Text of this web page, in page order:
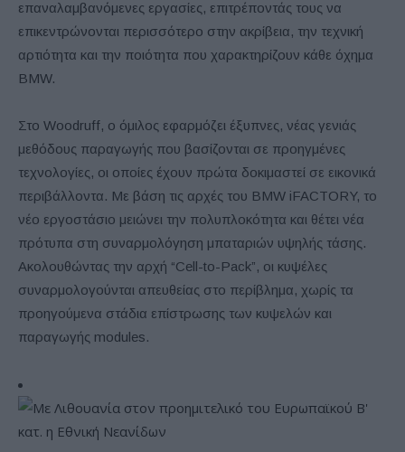
επαναλαμβανόμενες εργασίες, επιτρέποντάς τους να
επικεντρώνονται περισσότερο στην ακρίβεια, την τεχνική
αρτιότητα και την ποιότητα που χαρακτηρίζουν κάθε όχημα
BMW.
Στο Woodruff, ο όμιλος εφαρμόζει έξυπνες, νέας γενιάς
μεθόδους παραγωγής που βασίζονται σε προηγμένες
τεχνολογίες, οι οποίες έχουν πρώτα δοκιμαστεί σε εικονικά
περιβάλλοντα. Με βάση τις αρχές του BMW iFACTORY, το
νέο εργοστάσιο μειώνει την πολυπλοκότητα και θέτει νέα
πρότυπα στη συναρμολόγηση μπαταριών υψηλής τάσης.
Ακολουθώντας την αρχή “Cell-to-Pack”, οι κυψέλες
συναρμολογούνται απευθείας στο περίβλημα, χωρίς τα
προηγούμενα στάδια επίστρωσης των κυψελών και
παραγωγής modules.